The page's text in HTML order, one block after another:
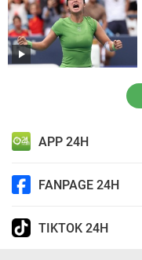
APP 24H
FANPAGE 24H
TIKTOK 24H